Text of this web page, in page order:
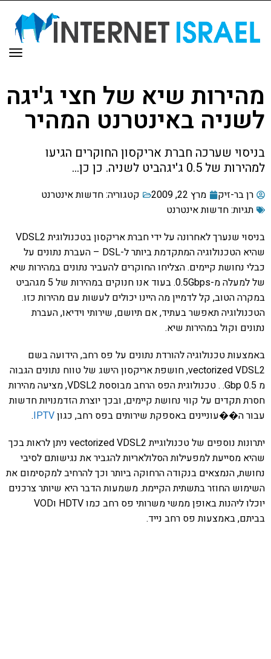
מהירות שיא של חצי ג'יגה
לשניה באינטרנט המהיר
בניסוי שערכה חברת אריקסון החוקרים הגיעו
למהירות של 0.5 ג'יגהביט לשניה. כן כן...
רן בר-זיק מרץ 22, 2009 קטגוריה:חדשות אינטרנט
תגיות:חדשות אינטרנט
בניסוי שנערך לאחרונה על ידי חברת אריקסון בטכנולוגית VDSL2
שהיא הטכנולוגיה המתקדמת ביותר ל-DSL – העברת נתונים על
כבלי נחושת קיימים. הצליחו החוקרים להעביר נתונים במהירות שיא
של למעלה מ-0.5Gbps. בעוד אנו חנוקים במהירות של 5 מגהביט
במקרה הטוב, קל לדמיין מה היינו יכולים לעשות עם מהירות כזו.
הטכנולוגיה תאפשר בעתיד, אם תיושם, שירותי וידיאו, העברת
נתונים וקול במהירות שיא.
באמצעות טכנולוגיה להורדת נתונים על פס רחב, הידועה בשם
vectorized VDSL2, חושפת אריקסון הישג של טווח נתונים הגבוה
מ 0.5 Gbp. . טכנולוגית הפס הרחב מבוססת VDSL2, מציעה מהירות
חסרת תקדים על קווי נחושת קיימים, ובכך יוצרת הזדמנויות חדשות
עבור ה��עוניינים באספקת שירותים בפס רחב, כגוןIPTV
.
יתרונות נוספים של טכנולוגיית vectorized VDSL2 ניתן לראות בכך
שהיא מסייעת למפעילות הסלולאריות להגביר את נגישותם לסיבי
נחושת, הנמצאים בנקודה הרחוקה ביותר וכך להרחיב למקסימום את
השימוש החוזר בתשתית הקיימת. משמעות הדבר היא שיותר צרכנים
יוכלו ליהנות באופן ממשי משרותי פס רחב כמו HDTV וVOD
בביתם, באמצעות פס רחב נייד.